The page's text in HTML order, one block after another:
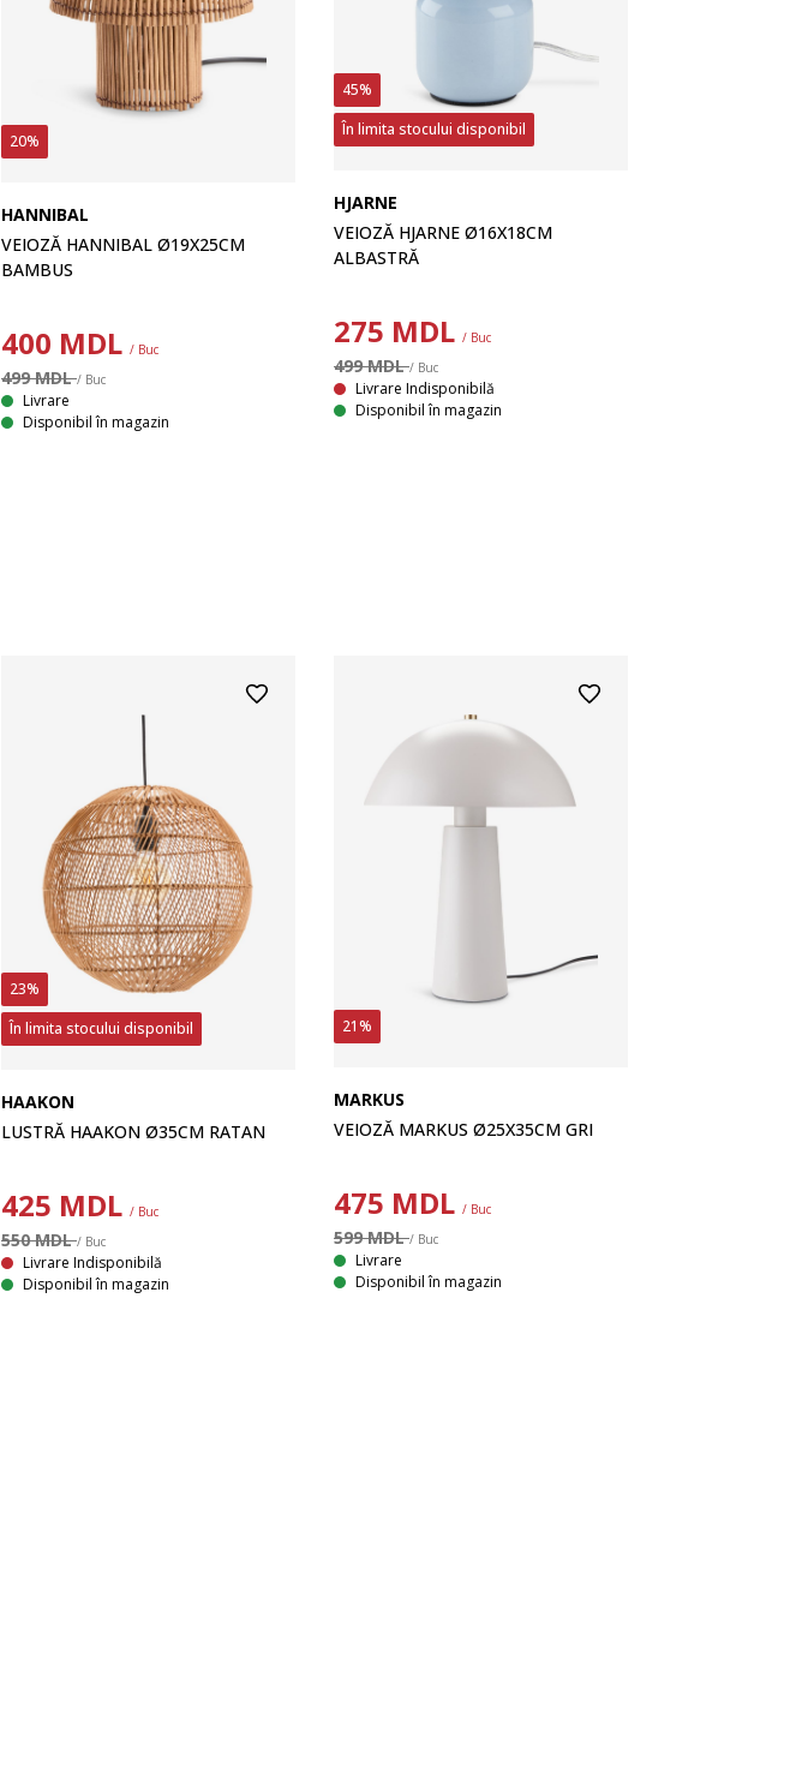
20%
HANNIBAL
VEIOZĂ HANNIBAL Ø19X25CM
BAMBUS
400 MDL / Buc
499 MDL/ Buc
Livrare
Disponibil în magazin
45%
În limita stocului disponibil
HJARNE
VEIOZĂ HJARNE Ø16X18CM
ALBASTRĂ
275 MDL / Buc
499 MDL/ Buc
Livrare Indisponibilă
Disponibil în magazin
23%
În limita stocului disponibil
HAAKON
LUSTRĂ HAAKON Ø35CM RATAN
425 MDL / Buc
550 MDL/ Buc
Livrare Indisponibilă
Disponibil în magazin
21%
MARKUS
VEIOZĂ MARKUS Ø25X35CM GRI
475 MDL / Buc
599 MDL/ Buc
Livrare
Disponibil în magazin